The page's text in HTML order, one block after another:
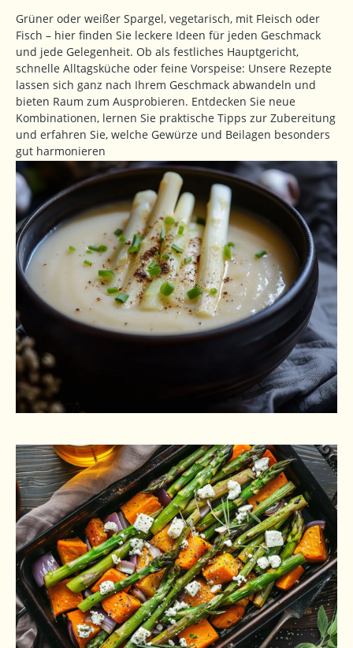
Grüner oder weißer Spargel, vegetarisch, mit Fleisch oder
Fisch – hier finden Sie leckere Ideen für jeden Geschmack
und jede Gelegenheit. Ob als festliches Hauptgericht,
schnelle Alltagsküche oder feine Vorspeise: Unsere Rezepte
lassen sich ganz nach Ihrem Geschmack abwandeln und
bieten Raum zum Ausprobieren. Entdecken Sie neue
Kombinationen, lernen Sie praktische Tipps zur Zubereitung
und erfahren Sie, welche Gewürze und Beilagen besonders
gut harmonieren